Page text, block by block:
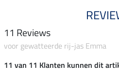
11 Reviews
voor gewatteerde rij-jas Emma
11 van 11 Klanten kunnen dit